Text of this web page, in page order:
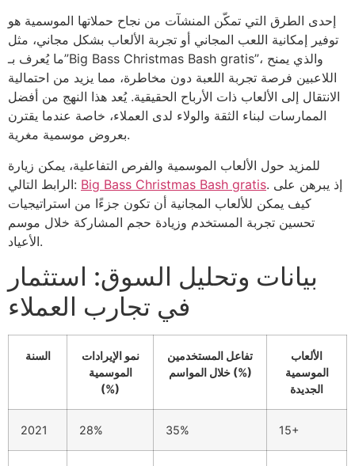
إحدى الطرق التي تمكّن المنشآت من نجاح حملاتها الموسمية هو
توفير إمكانية اللعب المجاني أو تجربة الألعاب بشكل مجاني، مثل
ما يُعرف بـ”Big Bass Christmas Bash gratis”، والذي يمنح
اللاعبين فرصة تجربة اللعبة دون مخاطرة، مما يزيد من احتمالية
الانتقال إلى الألعاب ذات الأرباح الحقيقية. يُعد هذا النهج من أفضل
الممارسات لبناء الثقة والولاء لدى العملاء، خاصة عندما يقترن
بعروض موسمية مغرية.
للمزيد حول الألعاب الموسمية والفرص التفاعلية، يمكن زيارة
الرابط التالي: Big Bass Christmas Bash gratis. إذ يبرهن على
كيف يمكن للألعاب المجانية أن تكون جزءًا من استراتيجيات
تحسين تجربة المستخدم وزيادة حجم المشاركة خلال موسم
الأعياد.
بيانات وتحليل السوق: استثمار
في تجارب العملاء
السنة
نمو الإيرادات
الموسمية
(%)
تفاعل المستخدمين
خلال المواسم (%)
الألعاب
الموسمية
الجديدة
2021 28% 35% 15+